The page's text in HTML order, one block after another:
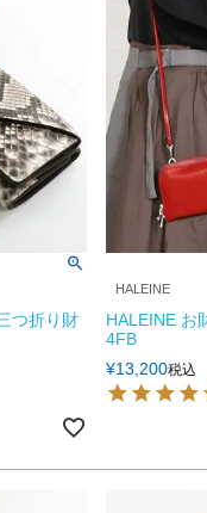
つ折り財
HALEINE
HALEINE お
4FB
¥13,200税込